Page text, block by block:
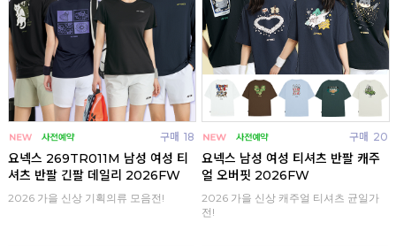
구매 18
요넥스 269TR011M 남성 여성 티
셔츠 반팔 긴팔 데일리 2026FW
2026 가을 신상 기획의류 모음전!
구매 20
요넥스 남성 여성 티셔츠 반팔 캐주
얼 오버핏 2026FW
2026 가을 신상 캐주얼 티셔츠 균일가
전!